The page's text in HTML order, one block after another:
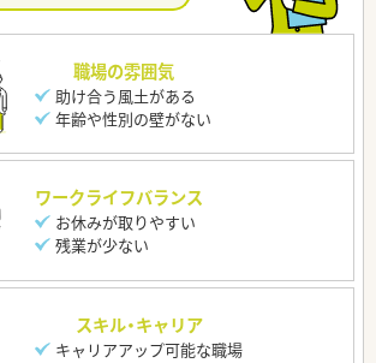
職場の雰囲気
助け合う風土がある
年齢や性別の壁がない
ワークライフバランス
お休みが取りやすい
残業が少ない
スキル・キャリア
キャリアアップ可能な職場